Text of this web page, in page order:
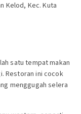
Kelod, Kec. Kuta
satu tempat makan
Restoran ini cocok
menggugah selera